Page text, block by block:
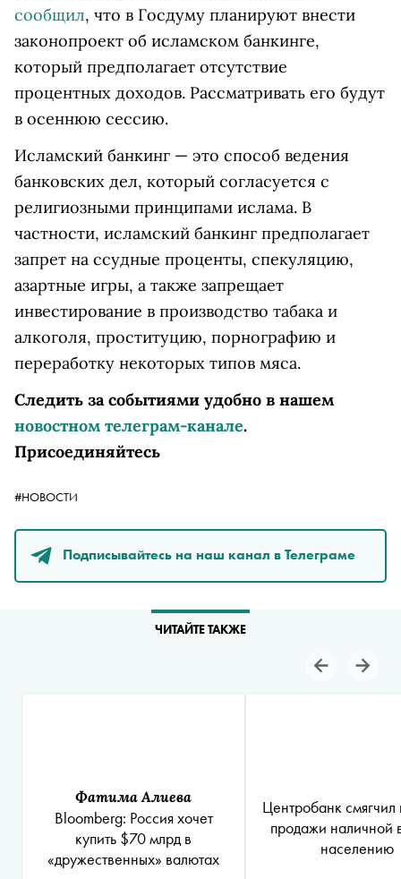
сообщил, что в Госдуму планируют внести
законопроект об исламском банкинге,
который предполагает отсутствие
процентных доходов. Рассматривать его будут
в осеннюю сессию.
Исламский банкинг — это способ ведения
банковских дел, который согласуется с
религиозными принципами ислама. В
частности, исламский банкинг предполагает
запрет на ссудные проценты, спекуляцию,
азартные игры, а также запрещает
инвестирование в производство табака и
алкоголя, проституцию, порнографию и
переработку некоторых типов мяса.
Следить за событиями удобно в нашем
новостном телеграм-канале.
Присоединяйтесь
#НОВОСТИ
Подписывайтесь на наш канал в Телеграме
ЧИТАЙТЕ ТАКЖЕ
Фатима Алиева
Bloomberg: Россия хочет
купить $70 млрд в
«дружественных» валютах
Центробанк смягчил
продажи наличной
населению